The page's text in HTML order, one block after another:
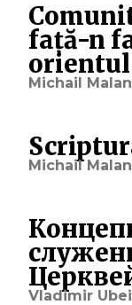
față-n
Michail
Michail
Vladimir